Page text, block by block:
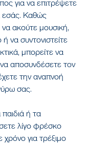
για να επιτρέψετε
εσάς. Καθώς
ακούτε μουσική,
να συντονιστείτε
μπορείτε να
αποσυνδέσετε τον
την αναπνοή
σας.
ή τα
λίγο φρέσκο
για τρέξιμο